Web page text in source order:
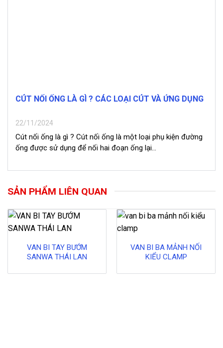
CÚT NỐI ỐNG LÀ GÌ ? CÁC LOẠI CÚT VÀ ỨNG DỤNG
22/11/2024
Cút nối ống là gì ? Cút nối ống là một loại phụ kiện đường
ống được sử dụng để nối hai đoạn ống lại...
SẢN PHẨM LIÊN QUAN
VAN BI TAY BƯỚM
SANWA THÁI LAN
VAN BI BA MẢNH NỐI
KIỂU CLAMP